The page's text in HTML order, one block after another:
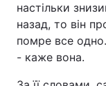
настільки
назад, то він
помре все
- каже вона.